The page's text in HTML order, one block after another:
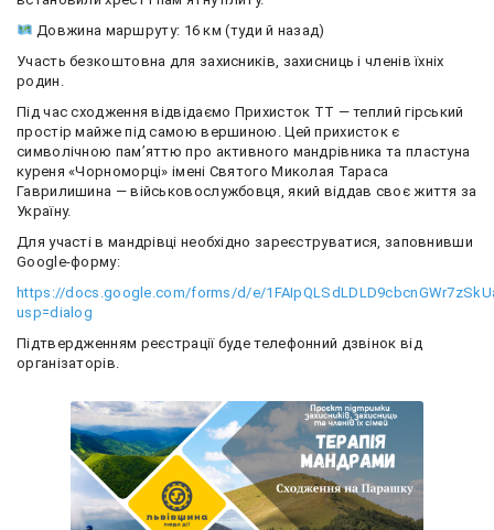
Довжина маршруту: 16 км (туди й назад)
Участь безкоштовна для захисників, захисниць і членів їхніх
родин.
Під час сходження відвідаємо Прихисток ТТ — теплий гірський
простір майже під самою вершиною. Цей прихисток є
символічною пам’яттю про активного мандрівника та пластуна
куреня «Чорноморці» імені Святого Миколая Тараса
Гаврилишина — військовослужбовця, який віддав своє життя за
Україну.
Для участі в мандрівці необхідно зареєструватися, заповнивши
Google-форму:
https://docs.google.com/forms/d/e/
usp=dialog
Підтвердженням реєстрації буде телефонний дзвінок від
організаторів.